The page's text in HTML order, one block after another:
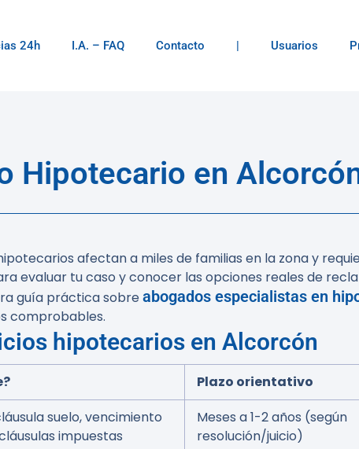
24h I.A. – FAQ Contacto | Usuarios
Hipotecario en
afectan a miles de familias en la zona y
evaluar tu caso y conocer las opciones reales de
guía práctica sobreabogados especialistas en
comprobables.
hipotecarios en Alcorcón
Plazo orientativo
suelo, vencimiento
impuestas
Meses a 1-2 años (según
resolución/juicio)